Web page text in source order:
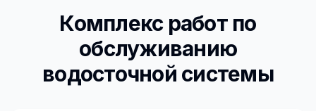
Комплекс работ по
обслуживанию
водосточной системы